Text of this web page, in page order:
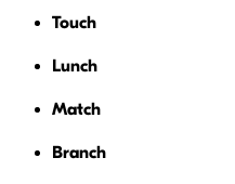
Touch
Lunch
Match
Branch